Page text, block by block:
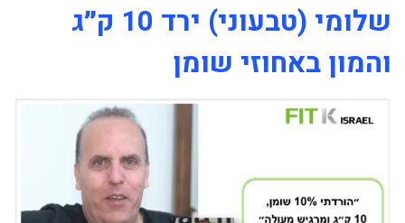
שלומי (טבעוני) ירד 10 ק״ג
והמון באחוזי שומן